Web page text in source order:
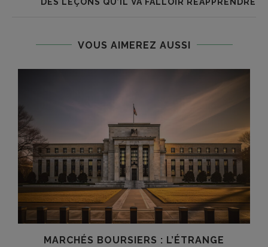
VOUS AIMEREZ AUSSI
MARCHÉS BOURSIERS : L’ÉTRANGE